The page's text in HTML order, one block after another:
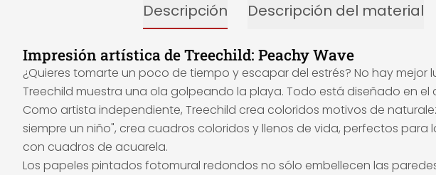
Descripción Descripción del material
Impresión artística de Treechild: Peachy Wave
¿Quieres tomarte un poco de tiempo y escapar del estrés? No hay
Treechild muestra una ola golpeando la playa. Todo está diseñado en
Como artista independiente, Treechild crea coloridos motivos de
siempre un niño", crea cuadros coloridos y llenos de vida, perfectos
con cuadros de acuarela.
Los papeles pintados fotomural redondos no sólo embellecen las